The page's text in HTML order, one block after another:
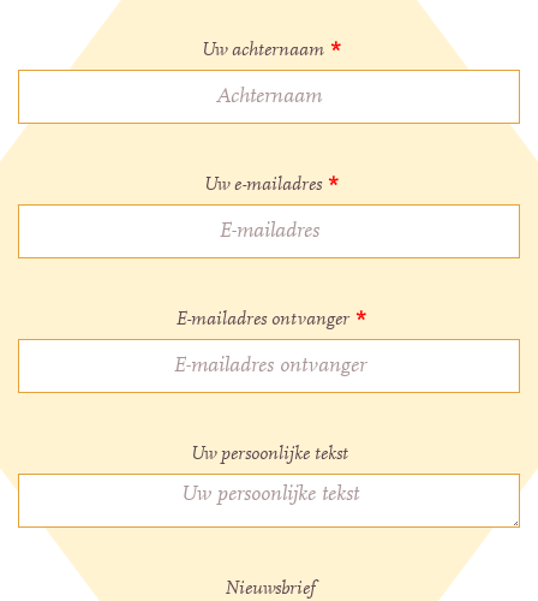
Uw achternaam *
Uw e-mailadres *
E-mailadres ontvanger *
Uw persoonlijke tekst
Nieuwsbrief